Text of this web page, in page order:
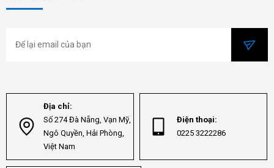
Địa chỉ:
Số 274 Đà Nẵng, Vạn Mỹ,
Ngô Quyền, Hải Phòng,
Việt Nam
Điện thoại:
0225 3222286